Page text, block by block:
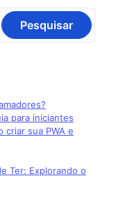
para iniciantes
criar sua PWA e
Ter: Explorando o